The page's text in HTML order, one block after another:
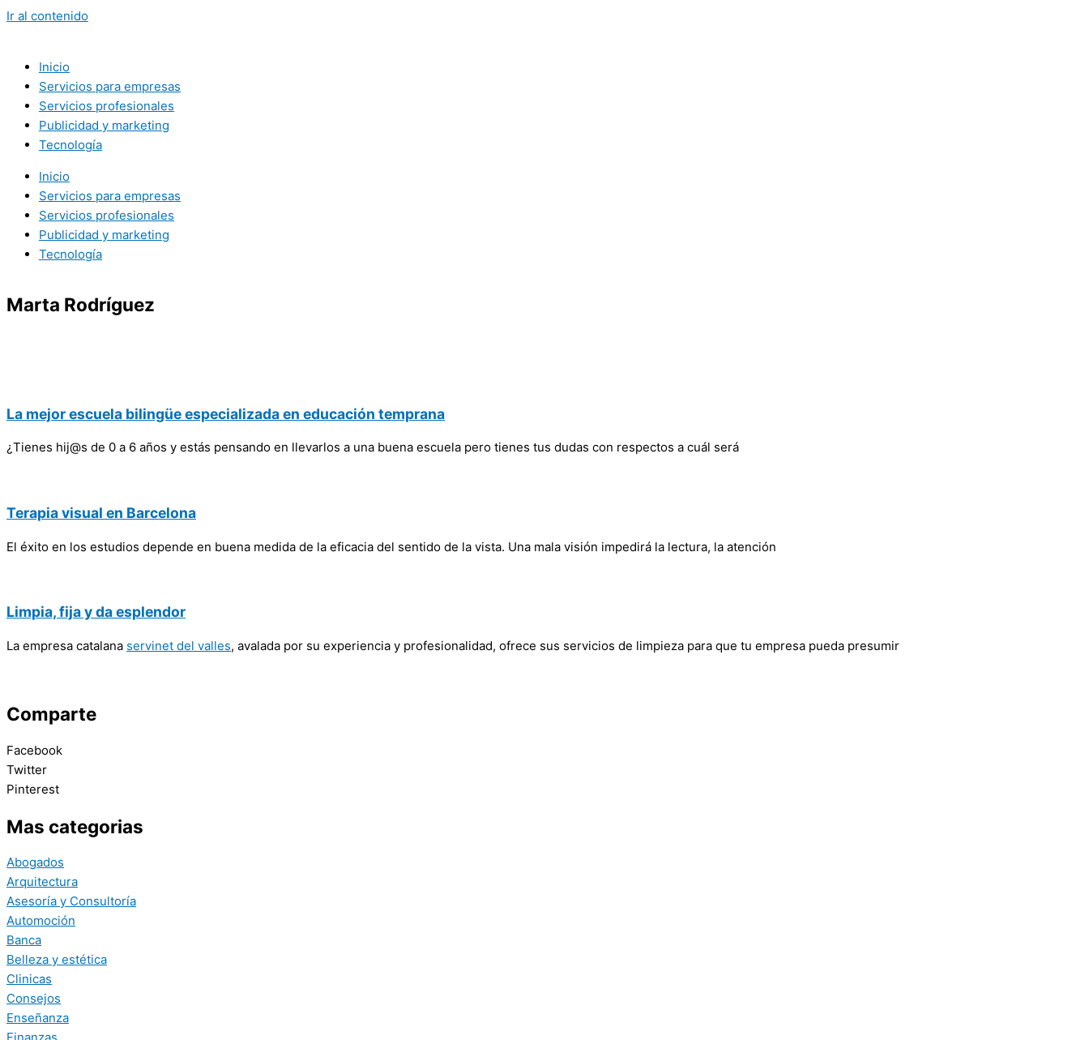
Ir al contenido
Inicio
Servicios para empresas
Servicios profesionales
Publicidad y marketing
Tecnología
Inicio
Servicios para empresas
Servicios profesionales
Publicidad y marketing
Tecnología
Marta Rodríguez
La mejor escuela bilingüe especializada en educación temprana
¿Tienes hij@s de 0 a 6 años y estás pensando en llevarlos a una buena escuela pero tienes tus dudas con respectos a cuál será
Terapia visual en Barcelona
El éxito en los estudios depende en buena medida de la eficacia del sentido de la vista. Una mala visión impedirá la lectura, la atención
Limpia, fija y da esplendor
La empresa catalana servinet del valles, avalada por su experiencia y profesionalidad, ofrece sus servicios de limpieza para que tu empresa pueda presumir
Comparte
Facebook
Twitter
Pinterest
Mas categorias
Abogados
Arquitectura
Asesoría y Consultoría
Automoción
Banca
Belleza y estética
Clinicas
Consejos
Enseñanza